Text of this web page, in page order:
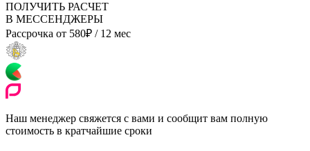
ПОЛУЧИТЬ РАСЧЕТ
В МЕССЕНДЖЕРЫ
Рассрочка от 580₽ / 12 мес
Наш менеджер свяжется с вами и сообщит вам полную
стоимость в кратчайшие сроки